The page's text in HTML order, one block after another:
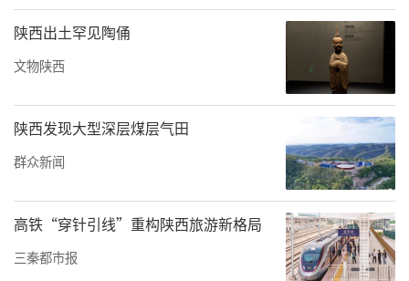
陕西出土罕见陶俑
文物陕西
陕西发现大型深层煤层气田
群众新闻
高铁“穿针引线”重构陕西旅游新格局
三秦都市报